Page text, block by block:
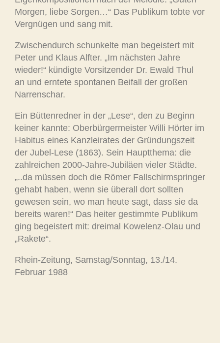
Morgen, liebe Sorgen…“ Das Publikum tobte vor
Vergnügen und sang mit.
Zwischendurch schunkelte man begeistert mit
Peter und Klaus Alfter. „Im nächsten Jahre
wieder!“ kündigte Vorsitzender Dr. Ewald Thul
an und erntete spontanen Beifall der großen
Narrenschar.
Ein Büttenredner in der „Lese“, den zu Beginn
keiner kannte: Oberbürgermeister Willi Hörter im
Habitus eines Kanzleirates der Gründungszeit
der Jubel-Lese (1863). Sein Hauptthema: die
zahlreichen 2000-Jahre-Jubiläen vieler Städte.
„..da müssen doch die Römer Fallschirmspringer
gehabt haben, wenn sie überall dort sollten
gewesen sein, wo man heute sagt, dass sie da
bereits waren!“ Das heiter gestimmte Publikum
ging begeistert mit: dreimal Kowelenz-Olau und
„Rakete“.
Rhein-Zeitung, Samstag/Sonntag, 13./14.
Februar 1988